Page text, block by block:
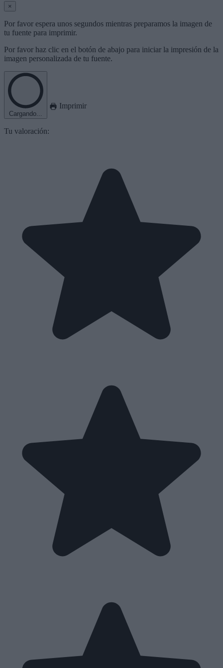
×
Por favor espera unos segundos mientras preparamos la imagen de
tu fuente para imprimir.
Por favor haz clic en el botón de abajo para iniciar la impresión de la
imagen personalizada de tu fuente.
Cargando...
Imprimir
Tu valoración: